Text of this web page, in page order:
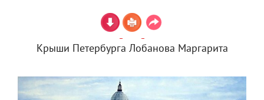
Крыши Петербурга Лобанова Маргарита